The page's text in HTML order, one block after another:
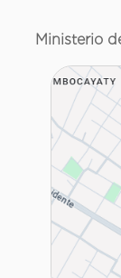
Ministerio